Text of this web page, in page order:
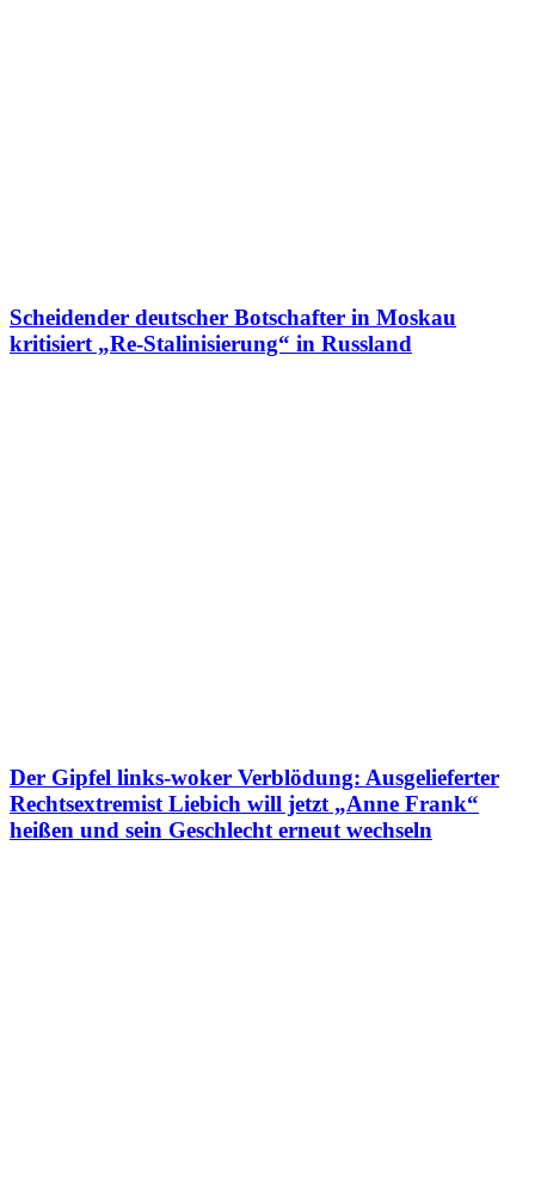
Scheidender deutscher Botschafter in Moskau
kritisiert „Re-Stalinisierung“ in Russland
Der Gipfel links-woker Verblödung: Ausgelieferter
Rechtsextremist Liebich will jetzt „Anne Frank“
heißen und sein Geschlecht erneut wechseln